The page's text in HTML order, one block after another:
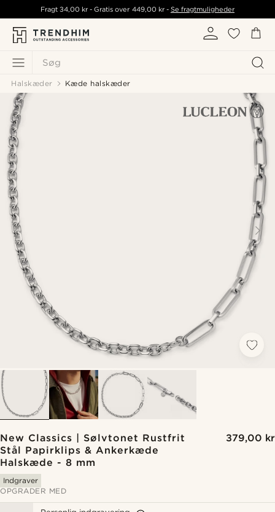
Søg
Fragt34,00 kr - Gratis over 449,00 kr- Se fragtmuligheder
Halskæder Kæde halskæder
New Classics | Sølvtonet Rustfrit
Stål Papirklips & Ankerkæde
Halskæde - 8 mm
379,00 kr
Indgraver
OPGRADER MED